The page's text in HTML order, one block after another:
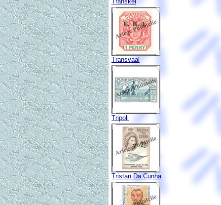
Transvaal
Tripoli
Tristan Da Cunha